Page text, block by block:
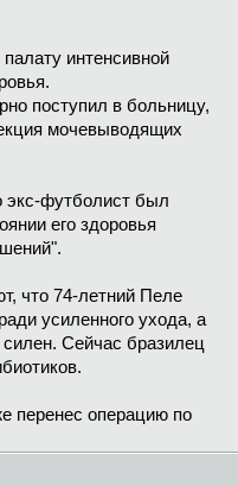
интенсивной
поступил в больницу,
мочевыводящих
экс-футболист был
его здоровья
что 74-летний Пеле
усиленного ухода, а
силен. Сейчас бразилец
перенес операцию по